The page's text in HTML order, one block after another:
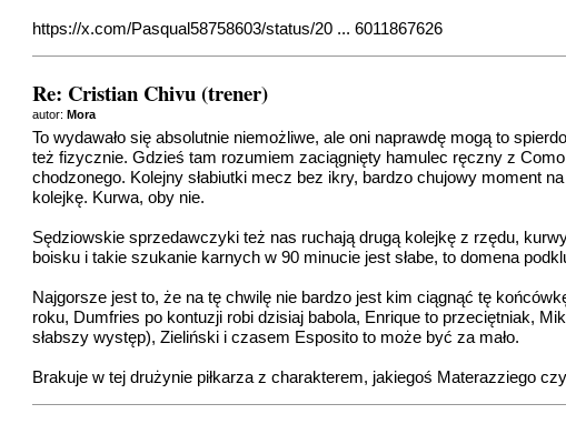
https://x.com/Pasqual58758603/status/20 ... 6011867626
Re: Cristian Chivu (trener)
autor:Mora
To wydawało się absolutnie niemożliwe, ale oni naprawdę mogą to
też fizycznie. Gdzieś tam rozumiem zaciągnięty hamulec ręczny z
chodzonego. Kolejny słabiutki mecz bez ikry, bardzo chujowy moment
kolejkę. Kurwa, oby nie.
Sędziowskie sprzedawczyki też nas ruchają drugą kolejkę z rzędu,
boisku i takie szukanie karnych w 90 minucie jest słabe, to domena
Najgorsze jest to, że na tę chwilę nie bardzo jest kim ciągnąć tę
roku, Dumfries po kontuzji robi dzisiaj babola, Enrique to przeciętniak,
słabszy występ), Zieliński i czasem Esposito to może być za mało.
Brakuje w tej drużynie piłkarza z charakterem, jakiegoś Materazziego